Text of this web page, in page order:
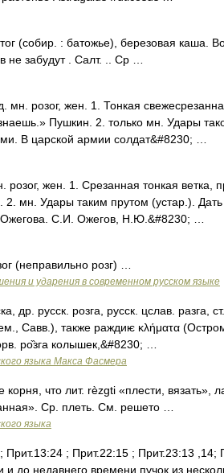
(собир. : батожье), березовая каша.
не забудут . Салт. .. Ср …
розог, жен. 1. Тонкая
Пушкин. 2. только мн. Удары
В царской армии солдат&#8230; …
жен. 1. Срезанная тонкая ветка,
2. мн. Удары таким прутом (устар.).
Ожегова. С.И. Ожегов, Н.Ю.&#8230; …
(неправильно розг) …
и ударения в современном русском языке
др. русск. розга, русск. цслав. разга,
Савв.), также раждиѥ κλήματα
ро̏зга колышек,&#8230; …
языка Макса Фасмера
что лит. rèzgti «плести, вязать»,
Ср. плеть. См. решето …
языка
Прит.13:24 ; Прит.22:15 ; Прит.23:13 ,14;
и до недавнего времени пучок из